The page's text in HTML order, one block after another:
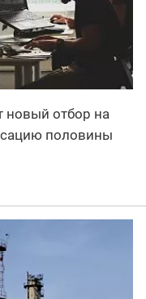
новый отбор на
половины